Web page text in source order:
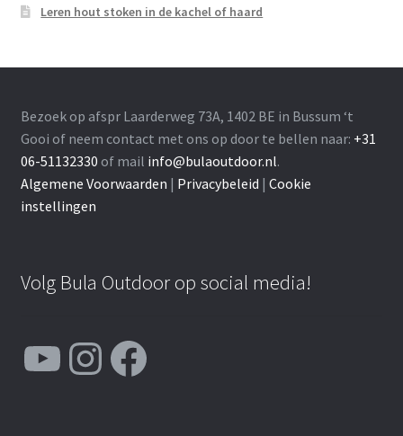
Leren hout stoken in de kachel of haard
Bezoek op afspr Laarderweg 73A, 1402 BE in Bussum ‘t
Gooi of neem contact met ons op door te bellen naar: +31
06-51132330 of mail info@bulaoutdoor.nl.
Algemene Voorwaarden | Privacybeleid | Cookie
instellingen
Volg Bula Outdoor op social media!
YouTube Instagram Facebook